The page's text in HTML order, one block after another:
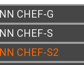
CHEF-G
CHEF-S
CHEF-S2